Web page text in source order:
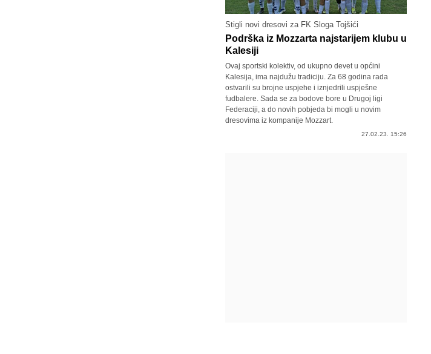
Stigli novi dresovi za FK Sloga Tojšići
Podrška iz Mozzarta najstarijem klubu u
Kalesiji
Ovaj sportski kolektiv, od ukupno devet u općini
Kalesija, ima najdužu tradiciju. Za 68 godina rada
ostvarili su brojne uspjehe i iznjedrili uspješne
fudbalere. Sada se za bodove bore u Drugoj ligi
Federaciji, a do novih pobjeda bi mogli u novim
dresovima iz kompanije Mozzart.
27.02.23. 15:26